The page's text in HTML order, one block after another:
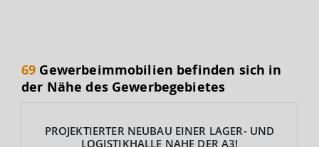
69 Gewerbeimmobilien befinden sich in
der Nähe des Gewerbegebietes
PROJEKTIERTER NEUBAU EINER LAGER- UND
LOGISTIKHALLE NAHE DER A3!